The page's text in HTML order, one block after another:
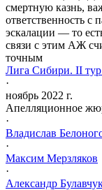
смертную казнь,
ответственность с
эскалации — то
связи с этим АЖ
точным
Лига Сибири. II
·
ноябрь 2022 г.
Апелляционное
·
Владислав
·
Максим Мерзляков
·
Александр